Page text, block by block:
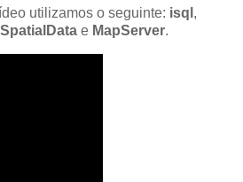
utilizamos o seguinte: isql ,
e MapServer.